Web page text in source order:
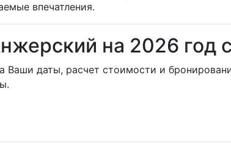
впечатления.
на 2026 год
Ваши даты, расчет стоимости и